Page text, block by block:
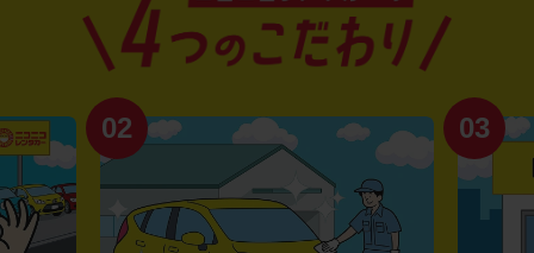
02 03